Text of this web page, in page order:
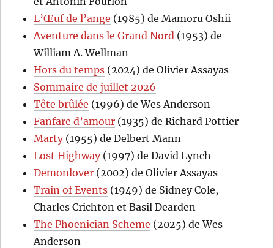
L’Œuf de l’ange (1985) de Mamoru Oshii
Aventure dans le Grand Nord (1953) de
William A. Wellman
Hors du temps (2024) de Olivier Assayas
Sommaire de juillet 2026
Tête brûlée (1996) de Wes Anderson
Fanfare d’amour (1935) de Richard Pottier
Marty(1955) de Delbert Mann
Lost Highway(1997) de David Lynch
Demonlover (2002) de Olivier Assayas
Train of Events (1949) de Sidney Cole,
Charles Crichton et Basil Dearden
The Phoenician Scheme (2025) de Wes
Anderson